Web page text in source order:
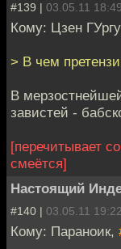
#139 | 03.05.11 18:49
Кому: Цзен
> В чем
В
завистей -
[перечитывает
смеётся]
Настоящий
#140 | 03.05.11 19:22
Кому: Параноик,